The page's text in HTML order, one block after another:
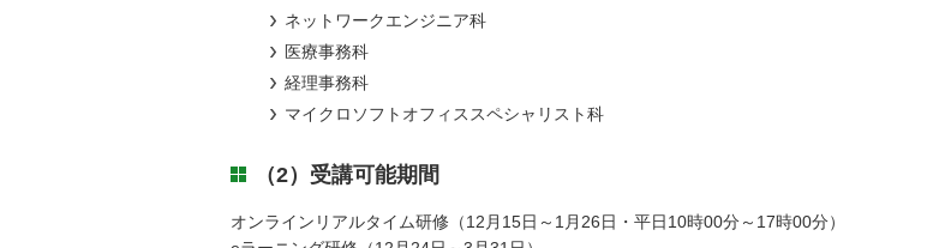
ネットワークエンジニア科
医療事務科
経理事務科
マイクロソフトオフィススペシャリスト科
（2）受講可能期間
オンラインリアルタイム研修（12月15日～1月26日・平日10時00分～17時00分）